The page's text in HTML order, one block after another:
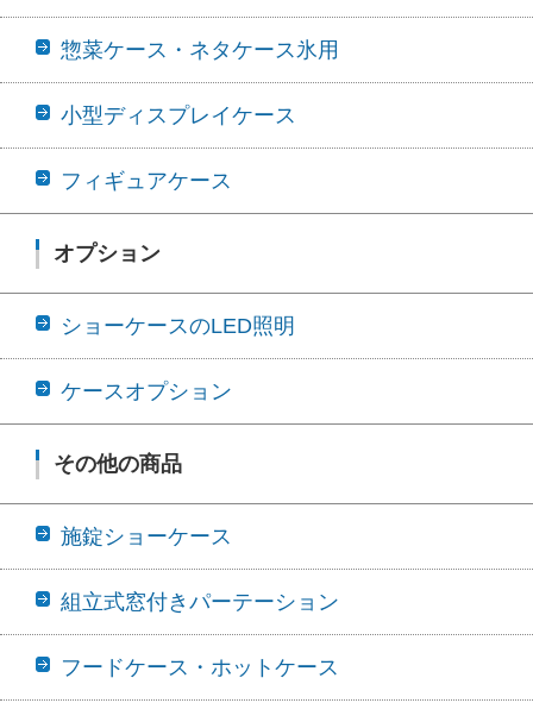
惣菜ケース・ネタケース氷用
小型ディスプレイケース
フィギュアケース
オプション
ショーケースのLED照明
ケースオプション
その他の商品
施錠ショーケース
組立式窓付きパーテーション
フードケース・ホットケース